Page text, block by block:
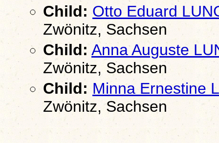
Child: Otto Eduard
Zwönitz, Sachsen
Child:Anna Auguste
Zwönitz, Sachsen
Child: Minna Ernestine
Zwönitz, Sachsen